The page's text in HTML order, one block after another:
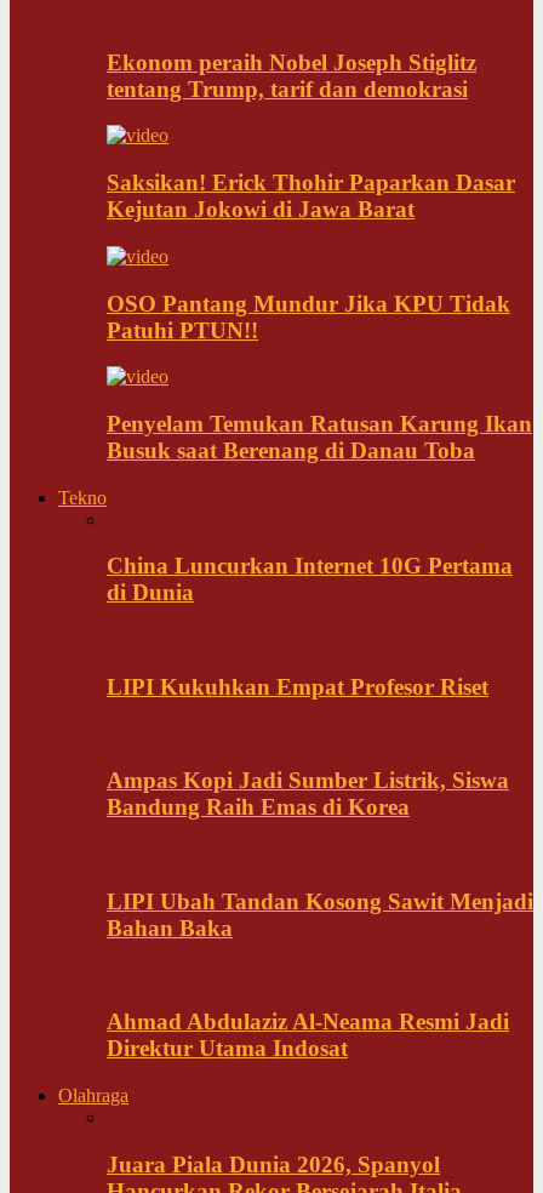
Ekonom peraih Nobel Joseph Stiglitz
tentang Trump, tarif dan demokrasi
Saksikan! Erick Thohir Paparkan Dasar
Kejutan Jokowi di Jawa Barat
OSO Pantang Mundur Jika KPU Tidak
Patuhi PTUN!!
Penyelam Temukan Ratusan Karung Ikan
Busuk saat Berenang di Danau Toba
Tekno
China Luncurkan Internet 10G Pertama
di Dunia
LIPI Kukuhkan Empat Profesor Riset
Ampas Kopi Jadi Sumber Listrik, Siswa
Bandung Raih Emas di Korea
LIPI Ubah Tandan Kosong Sawit Menjadi
Bahan Baka
Ahmad Abdulaziz Al-Neama Resmi Jadi
Direktur Utama Indosat
Olahraga
Juara Piala Dunia 2026, Spanyol